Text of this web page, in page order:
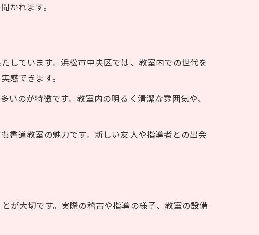
術
かれます。
しています。浜松市中央区では、教室内での世代を
感できます。
のが特徴です。教室内の明るく清潔な雰囲気や、
書道教室の魅力です。新しい友人や指導者との出会
が大切です。実際の稽古や指導の様子、教室の設備